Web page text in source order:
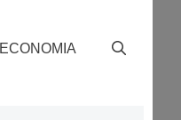
ECONOMIA